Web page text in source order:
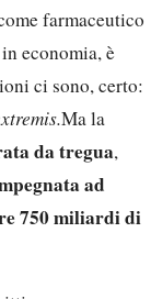
farmaceutico
economia, è
ci sono, certo:
Ma la
da tregua,
ad
750 miliardi di